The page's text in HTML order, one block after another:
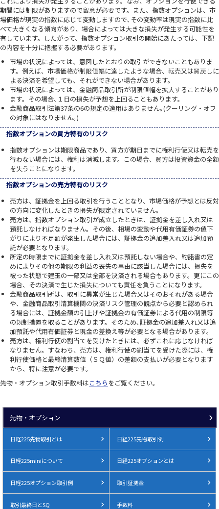
期間には制限がありますので留意が必要です。また、指数オプションは、市
場価格が現実の指数に応じて変動しますので､その変動率は現実の指数に比
べて大きくなる傾向があり、場合によっては大きな損失が発生する可能性を
有しています。したがって、指数オプション取引の開始にあたっては、下記
の内容を十分に把握する必要があります。
市場の状況によっては、意図したとおりの取引ができないこともありま
す。例えば、市場価格が制限値幅に達したような場合、転売又は買戻しに
よる決済を希望しても、それができない場合があります。
市場の状況によっては、金融商品取引所が制限値幅を拡大することがあり
ます。その場合､１日の損失が予想を上回ることもあります。
金融商品取引法第37条の6の規定の適用はありません｡(クーリング・オフ
の対象にはなりません｡)
指数オプションの買方特有のリスク
指数オプションは期限商品であり、買方が期日までに権利行使又は転売を
行わない場合には、権利は消滅します。この場合、買方は投資資金の全額
を失うことになります。
指数オプションの売方特有のリスク
売方は、証拠金を上回る取引を行うこととなり、市場価格が予想とは反対
の方向に変化したときの損失が限定されていません。
売方は、指数オプション取引が成立したときは、証拠金を差し入れ又は
預託しなければなりません。その後、相場の変動や代用有価証券の値下
がりにより不足額が発生した場合には、証拠金の追加差入れ又は追加預
託が必要となります。
所定の時限までに証拠金を差し入れ又は預託しない場合や、約諾書の定
めによりその他の期限の利益の喪失の事由に該当した場合には、損失を
被った状態で建玉の一部又は全部を決済される場合もあります。更にこの
場合、その決済で生じた損失についても責任を負うことになります。
金融商品取引所は、取引に異常が生じた場合又はそのおそれがある場合
や、金融商品取引清算機関の決済リスク管理の観点から必要と認められ
る場合には、証拠金額の引上げや証拠金の有価証券による代用の制限等
の規制措置を取ることがあります。そのため､証拠金の追加差入れ又は追
加預託や代用有価証券と現金の差換え等が必要となる場合があります。
売方は、権利行使の割当てを受けたときには、必ずこれに応じなければ
なりません。すなわち、売方は、権利行使の割当てを受けた際には、権
利行使価格と最終清算数値（ＳＱ値）の差額の支払いが必要となります
から、特に注意が必要です。
先物・オプション取引手数料はこちら をご覧ください。
先物・オプション
日経225先物取引とは 日経225先物取引例
日経225miniについて 日経225オプションとは
日経225オプション取引例 取引証拠金
取引最終日とSQ 手数料